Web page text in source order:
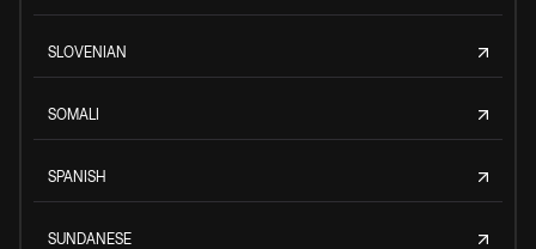
SLOVENIAN
SOMALI
SPANISH
SUNDANESE